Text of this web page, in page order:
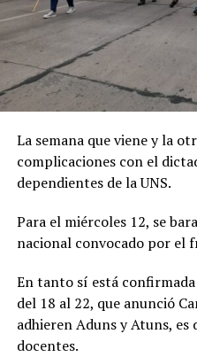
La semana que viene y la
complicaciones con el
dependientes de la UNS.
Para el miércoles 12, se
nacional convocado por el
En tanto sí está confirmada
del 18 al 22, que anunció
adhieren Aduns y Atuns, es
docentes.